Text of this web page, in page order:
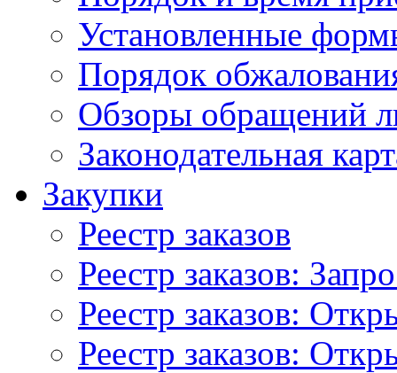
Установленные
Порядок
Обзоры обращений
Законодательная
Закупки
Реестр заказов
Реестр заказов:
Реестр заказов:
Реестр заказов: